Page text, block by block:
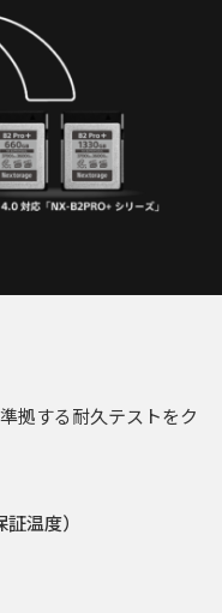
拠する耐久テストをク
温度）